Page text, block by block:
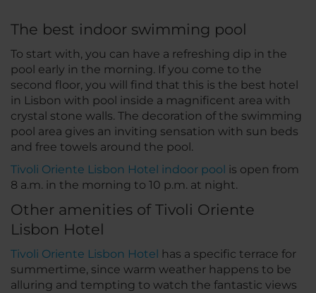
The best indoor swimming pool
To start with, you can have a refreshing dip in the
pool early in the morning. If you come to the
second floor, you will find that this is the best hotel
in Lisbon with pool inside a magnificent area with
crystal stone walls. The decoration of the swimming
pool area gives an inviting sensation with sun beds
and free towels around the pool.
Tivoli Oriente Lisbon Hotel indoor pool is open from
8 a.m. in the morning to 10 p.m. at night.
Other amenities of Tivoli Oriente
Lisbon Hotel
Tivoli Oriente Lisbon Hotel has a specific terrace for
summertime, since warm weather happens to be
alluring and tempting to watch the fantastic views